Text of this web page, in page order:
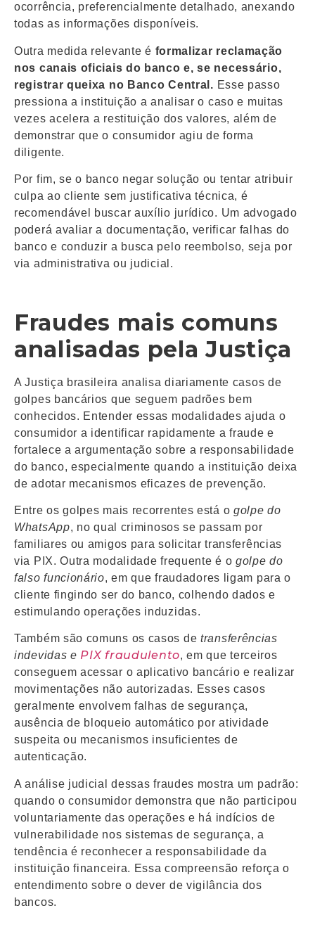
ocorrência, preferencialmente detalhado, anexando
todas as informações disponíveis.
Outra medida relevante é formalizar reclamação
nos canais oficiais do banco e, se necessário,
registrar queixa no Banco Central. Esse passo
pressiona a instituição a analisar o caso e muitas
vezes acelera a restituição dos valores, além de
demonstrar que o consumidor agiu de forma
diligente.
Por fim, se o banco negar solução ou tentar atribuir
culpa ao cliente sem justificativa técnica, é
recomendável buscar auxílio jurídico. Um advogado
poderá avaliar a documentação, verificar falhas do
banco e conduzir a busca pelo reembolso, seja por
via administrativa ou judicial.
Fraudes mais comuns
analisadas pela Justiça
A Justiça brasileira analisa diariamente casos de
golpes bancários que seguem padrões bem
conhecidos. Entender essas modalidades ajuda o
consumidor a identificar rapidamente a fraude e
fortalece a argumentação sobre a responsabilidade
do banco, especialmente quando a instituição deixa
de adotar mecanismos eficazes de prevenção.
Entre os golpes mais recorrentes está o golpe do
WhatsApp, no qual criminosos se passam por
familiares ou amigos para solicitar transferências
via PIX. Outra modalidade frequente é ogolpe do
falso funcionário, em que fraudadores ligam para o
cliente fingindo ser do banco, colhendo dados e
estimulando operações induzidas.
Também são comuns os casos de transferências
indevidas e PIX fraudulento, em que terceiros
conseguem acessar o aplicativo bancário e realizar
movimentações não autorizadas. Esses casos
geralmente envolvem falhas de segurança,
ausência de bloqueio automático por atividade
suspeita ou mecanismos insuficientes de
autenticação.
A análise judicial dessas fraudes mostra um padrão:
quando o consumidor demonstra que não participou
voluntariamente das operações e há indícios de
vulnerabilidade nos sistemas de segurança, a
tendência é reconhecer a responsabilidade da
instituição financeira. Essa compreensão reforça o
entendimento sobre o dever de vigilância dos
bancos.